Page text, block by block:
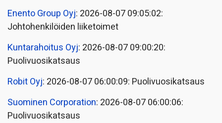
Enento Group Oyj: 2026-08-07 09:05:02:
Johtohenkilöiden liiketoimet
Kuntarahoitus Oyj: 2026-08-07 09:00:20:
Puolivuosikatsaus
Robit Oyj: 2026-08-07 06:00:09: Puolivuosikatsaus
Suominen Corporation: 2026-08-07 06:00:06:
Puolivuosikatsaus